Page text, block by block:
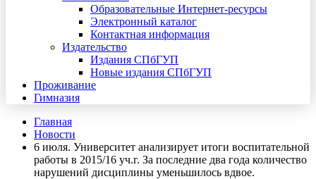
Образовательные Интернет-ресурсы
Электронный каталог
Контактная информация
Издательство
Издания СПбГУП
Новые издания СПбГУП
Проживание
Гимназия
Главная
Новости
6 июля. Университет анализирует итоги воспитательной
работы в 2015/16 уч.г. За последние два года количество
нарушений дисциплины уменьшилось вдвое.